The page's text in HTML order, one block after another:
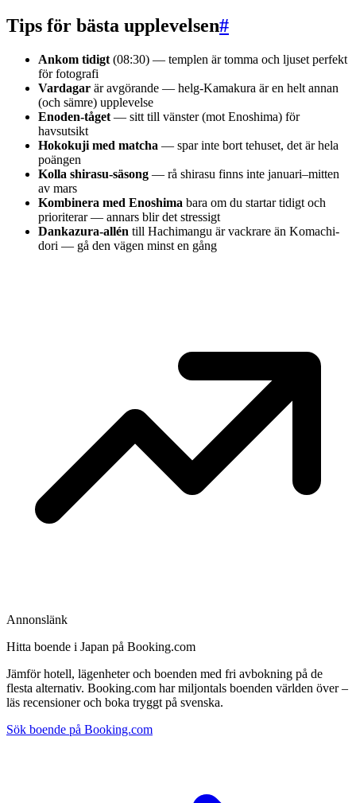
Tips för bästa upplevelsen#
Ankom tidigt (08:30) — templen är tomma och ljuset perfekt
för fotografi
Vardagar är avgörande — helg-Kamakura är en helt annan
(och sämre) upplevelse
Enoden-tåget — sitt till vänster (mot Enoshima) för
havsutsikt
Hokokuji med matcha — spar inte bort tehuset, det är hela
poängen
Kolla shirasu-säsong — rå shirasu finns inte januari–mitten
av mars
Kombinera med Enoshima bara om du startar tidigt och
prioriterar — annars blir det stressigt
Dankazura-allén till Hachimangu är vackrare än Komachi-
dori — gå den vägen minst en gång
Annonslänk
Hitta boende i Japan på Booking.com
Jämför hotell, lägenheter och boenden med fri avbokning på de
flesta alternativ. Booking.com har miljontals boenden världen över –
läs recensioner och boka tryggt på svenska.
Sök boende på Booking.com